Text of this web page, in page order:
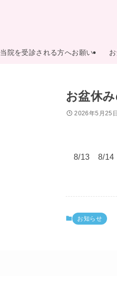
当院を受診される方へお願い
お盆休
2026年5月25日
8/13 8/14
お知らせ